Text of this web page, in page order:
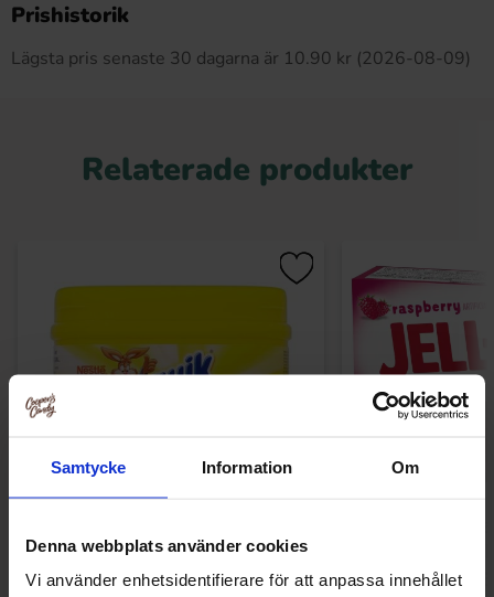
Samtycke Information Om
Denna webbplats använder cookies
Vi använder enhetsidentifierare för att anpassa innehållet
Prishistorik
Lägsta pris senaste 30 dagarna är 10.90 kr (2026-08-09)
Relaterade produkter
69.90 kr